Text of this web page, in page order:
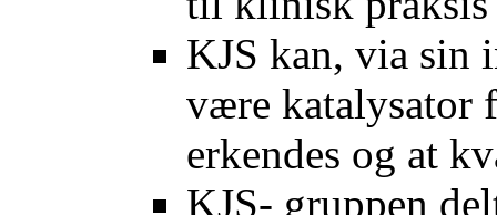
KJS kan, via sin
være katalysator
erkendes og at
KJS- gruppen